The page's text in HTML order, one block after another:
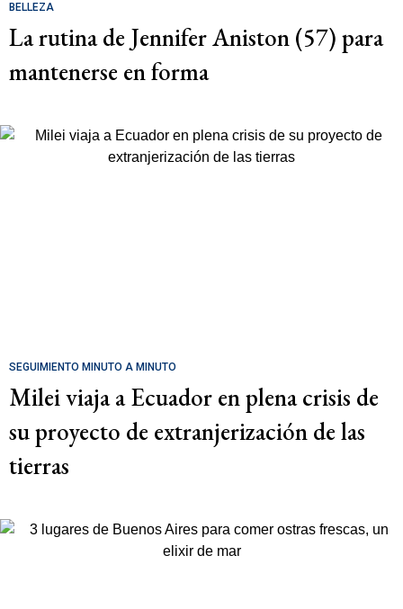
BELLEZA
La rutina de Jennifer Aniston (57) para
mantenerse en forma
SEGUIMIENTO MINUTO A MINUTO
Milei viaja a Ecuador en plena crisis de
su proyecto de extranjerización de las
tierras